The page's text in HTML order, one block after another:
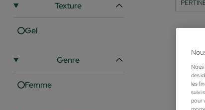
Texture
Gel
Genre
Femme
des
les
suivi
pour